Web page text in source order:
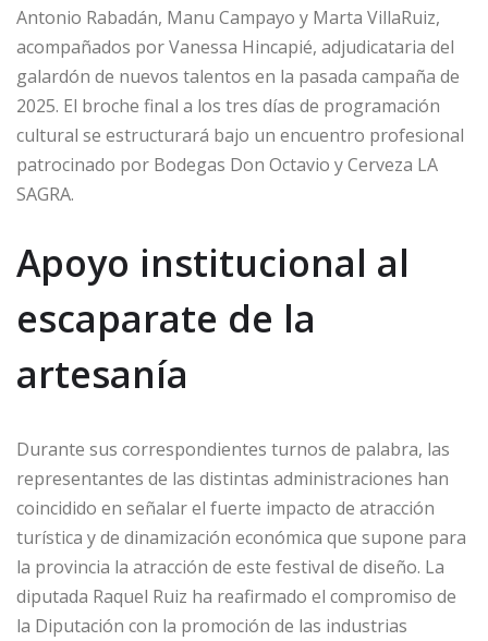
Antonio Rabadán, Manu Campayo y Marta VillaRuiz,
acompañados por Vanessa Hincapié, adjudicataria del
galardón de nuevos talentos en la pasada campaña de
2025. El broche final a los tres días de programación
cultural se estructurará bajo un encuentro profesional
patrocinado por Bodegas Don Octavio y Cerveza LA
SAGRA.
Apoyo institucional al
escaparate de la
artesanía
Durante sus correspondientes turnos de palabra, las
representantes de las distintas administraciones han
coincidido en señalar el fuerte impacto de atracción
turística y de dinamización económica que supone para
la provincia la atracción de este festival de diseño. La
diputada Raquel Ruiz ha reafirmado el compromiso de
la Diputación con la promoción de las industrias